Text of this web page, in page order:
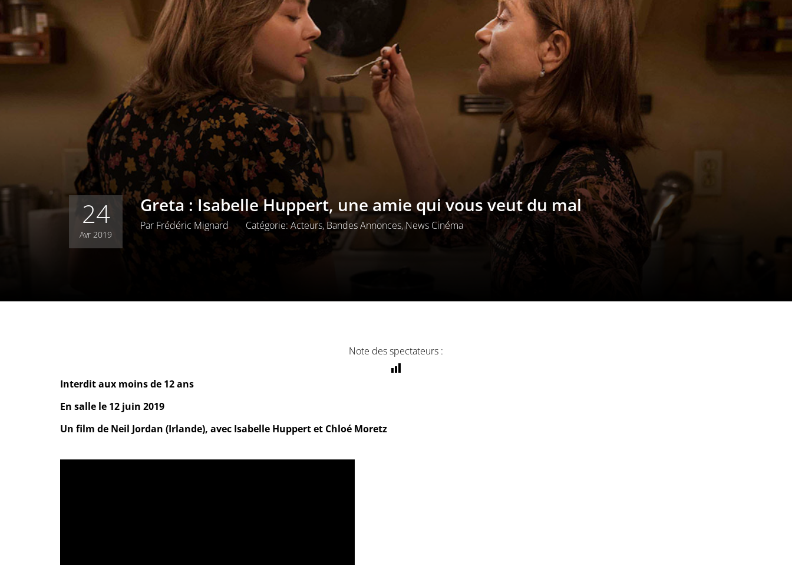
24
Avr 2019
Greta : Isabelle Huppert, une amie qui vous veut du mal
Par Frédéric Mignard Catégorie: Acteurs,Bandes Annonces,News Cinéma
Note des spectateurs :
Interdit aux moins de 12 ans
En salle le 12 juin 2019
Un film de Neil Jordan (Irlande), avec Isabelle Huppert et Chloé Moretz